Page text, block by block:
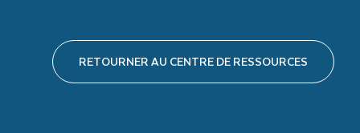
RETOURNER AU CENTRE DE RESSOURCES